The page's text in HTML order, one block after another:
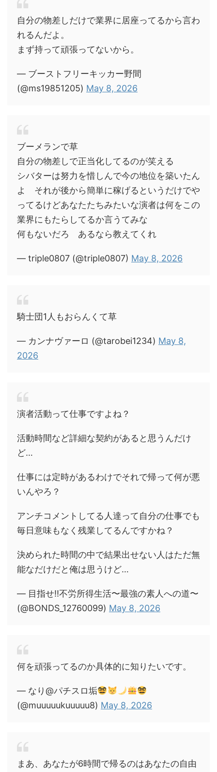
自分の物差しだけで業界に居座ってるから言わ
れるんだよ。
まず持って頑張ってないから。
— ブーストフリーキッカー野間
(@ms19851205) May 8, 2026
ブーメランで草
自分の物差しで正当化してるのが笑える
シバターは努力を惜しんで今の地位を築いたん
よ それが後から簡単に稼げるというだけでや
ってるけどあなたたちみたいな演者は何をこの
業界にもたらしてるか言うてみな
何もないだろ あるなら教えてくれ
— triple0807 (@triple0807) May 8, 2026
騎士団1人もおらんくて草
— カンナヴァーロ (@tarobei1234) May 8,
2026
演者活動って仕事ですよね？
活動時間など詳細な契約があると思うんだけ
ど…
仕事には定時があるわけでそれで帰って何が悪
いんやろ？
アンチコメントしてる人達って自分の仕事でも
毎日意味もなく残業してるんですかね？
決められた時間の中で結果出せない人はただ無
能なだけだと俺は思うけど…
— 目指せ‼︎不労所得生活〜最強の素人への道〜
(@BONDS_12760099) May 8, 2026
何を頑張ってるのか具体的に知りたいです。
— なり@パチスロ垢
(@muuuuukuuuuu8) May 8, 2026
まあ、あなたが6時間で帰るのはあなたの自由